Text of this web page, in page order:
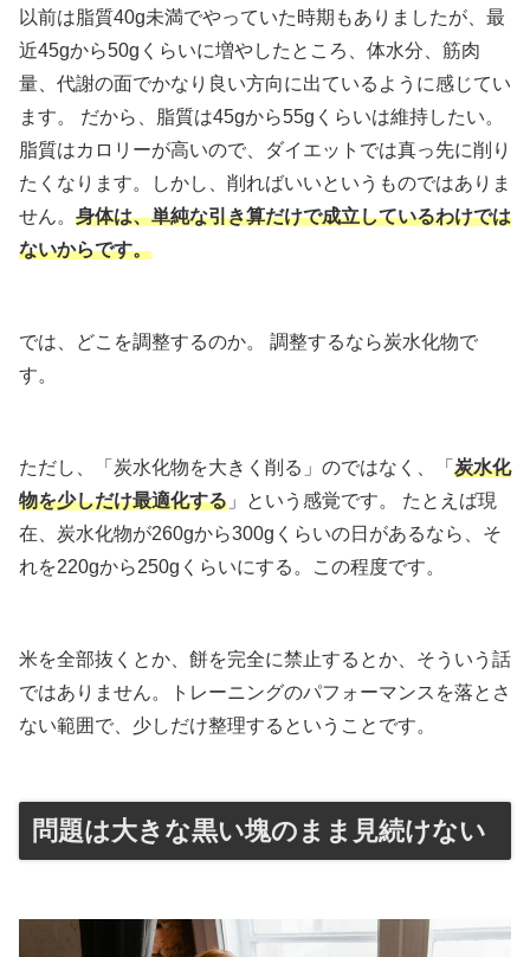
以前は脂質40g未満でやっていた時期もありましたが、最
近45gから50gくらいに増やしたところ、体水分、筋肉
量、代謝の面でかなり良い方向に出ているように感じてい
ます。 だから、脂質は45gから55gくらいは維持したい。
脂質はカロリーが高いので、ダイエットでは真っ先に削り
たくなります。しかし、削ればいいというものではありま
せん。 身体は、単純な引き算だけで成立しているわけでは
ないからです。
では、どこを調整するのか。 調整するなら炭水化物で
す。
ただし、「炭水化物を大きく削る」のではなく、「 炭水化
物を少しだけ最適化する 」という感覚です。 たとえば現
在、炭水化物が260gから300gくらいの日があるなら、そ
れを220gから250gくらいにする。この程度です。
米を全部抜くとか、餅を完全に禁止するとか、そういう話
ではありません。トレーニングのパフォーマンスを落とさ
ない範囲で、少しだけ整理するということです。
問題は大きな黒い塊のまま見続けない